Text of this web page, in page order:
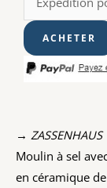
→ ZASSENHAUS
Moulin à sel
en céramique